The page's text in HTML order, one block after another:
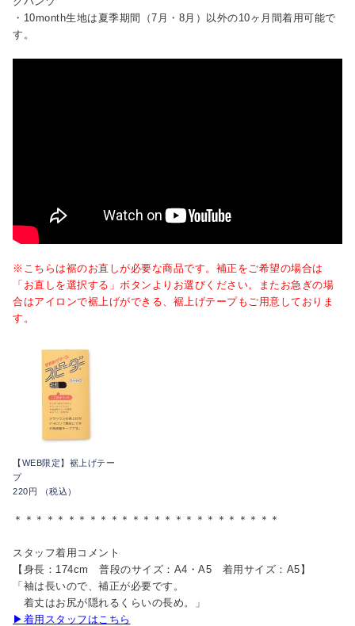
・10month生地は夏季期間（7月・8月）以外の10ヶ月間着用可能で
す。
※こちらは裾のお直しが必要な商品です。補正をご希望の場合は
「お直しを選択する」ボタンよりお選びください。またお急ぎの場
合はアイロンで裾上げができる、裾上げテープもご用意しておりま
す。
【WEB限定】裾上げテー
プ
220円 （税込）
＊＊＊＊＊＊＊＊＊＊＊＊＊＊＊＊＊＊＊＊＊＊＊＊＊
スタッフ着用コメント
【身長：174cm 普段のサイズ：A4・A5 着用サイズ：A5】
「袖は長いので、補正が必要です。
着丈はお尻が隠れるくらいの長め。」
▶着用スタッフはこちら